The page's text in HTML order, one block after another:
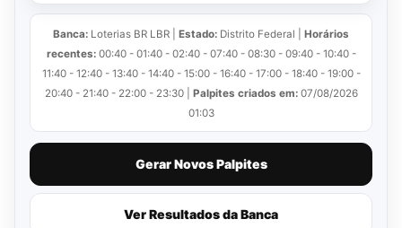
Banca: Loterias BR LBR | Estado: Distrito Federal | Horários
recentes:00:40 - 01:40 - 02:40 - 07:40 - 08:30 - 09:40 - 10:40 -
11:40 - 12:40 - 13:40 - 14:40 - 15:00 - 16:40 - 17:00 - 18:40 - 19:00 -
20:40 - 21:40 - 22:00 - 23:30 |
Palpites criados em:07/08/2026
01:03
Gerar Novos Palpites
Ver Resultados da Banca